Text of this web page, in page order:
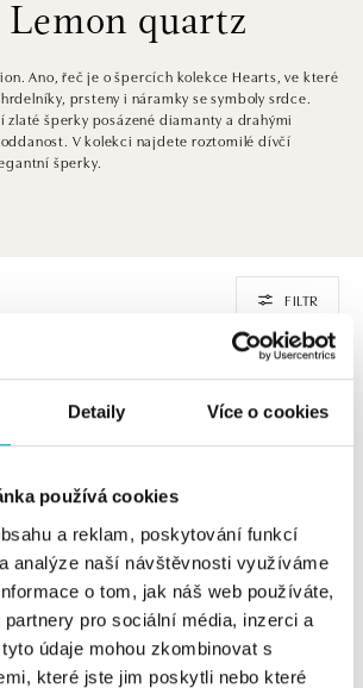
Detaily Více o cookies
používá cookies
a reklam, poskytování funkcí
analýze naší návštěvnosti využíváme
o tom, jak náš web používáte,
pro sociální média, inzerci a
údaje mohou zkombinovat s
které jste jim poskytli nebo které
quartz
Ano, řeč je o špercích kolekce Hearts, ve které
prsteny i náramky se symboly srdce.
zlaté šperky posázené diamanty a drahými
V kolekci najdete roztomilé dívčí
šperky.
FILTR
diamanty